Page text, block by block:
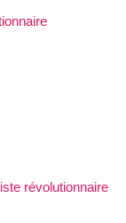
révolutionnaire